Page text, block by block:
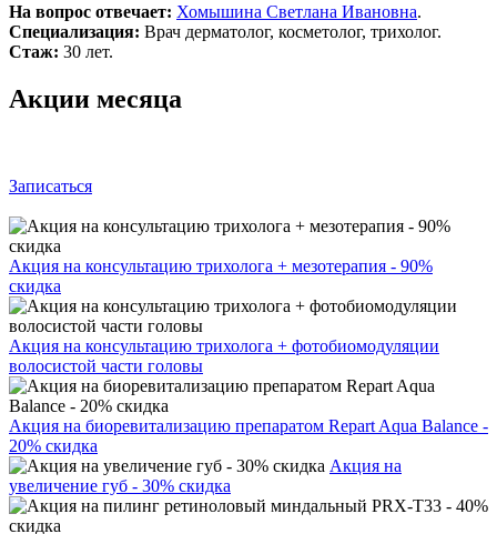
На вопрос отвечает: Хомышина Светлана Ивановна.
Специализация: Врач дерматолог, косметолог, трихолог.
Стаж: 30 лет.
Акции месяца
Записаться
Акция на консультацию трихолога + мезотерапия - 90%
скидка
Акция на консультацию трихолога + фотобиомодуляции
волосистой части головы
Акция на биоревитализацию препаратом Repart Aqua Balance -
20% скидка
Акция на
увеличение губ - 30% скидка